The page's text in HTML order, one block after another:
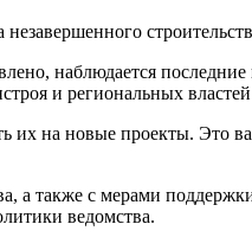
наблюдается
и региональных
их на новые проекты. Это
а также с мерами
ведомства.